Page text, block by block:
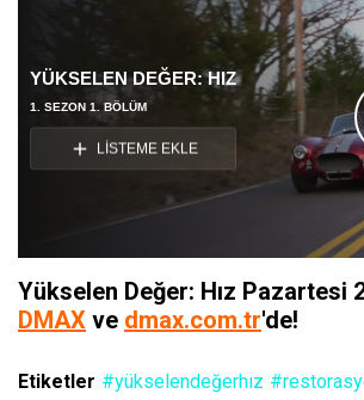
YÜKSELEN DEĞER: HIZ
1. SEZON 1. BÖLÜM
LİSTEME EKLE
Yükselen Değer: Hız Pazartesi
DMAX ve dmax.com.tr'de!
Etiketler #yükselendeğerhız